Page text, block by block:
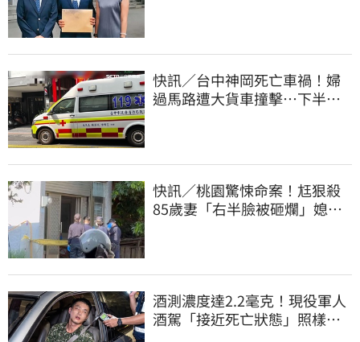
快訊／台中神岡死亡車禍！婦
過馬路遭大貨車撞擊…下半身
快訊／桃園驚悚命案！尪狠殺
85歲妻「右半臉被砸爛」媳報
酒測濃度達2.2毫克！現役軍人
酒駕「接近死亡狀態」照樣開